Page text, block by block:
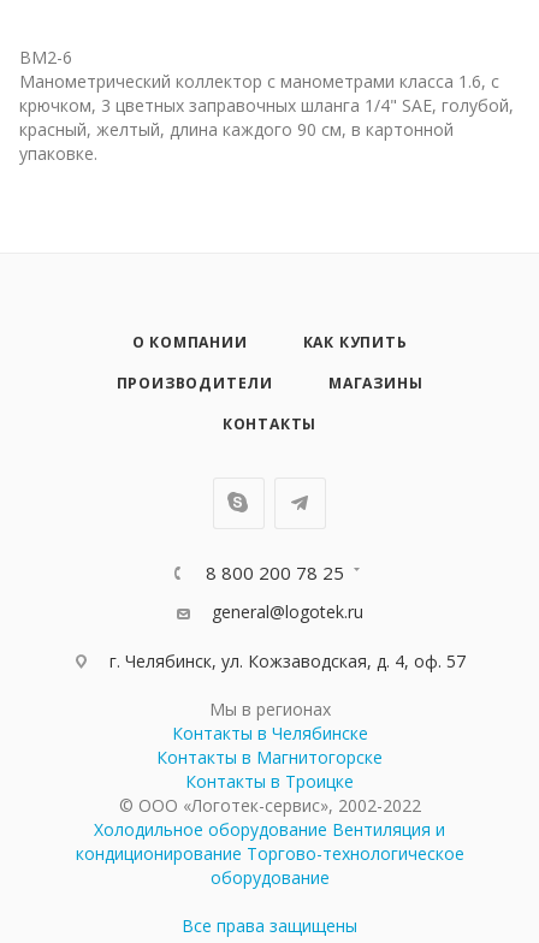
BM2-6
Манометрический коллектор с манометрами класса 1.6, с
крючком, 3 цветных заправочных шланга 1/4" SAE, голубой,
красный, желтый, длина каждого 90 см, в картонной
упаковке.
О КОМПАНИИ
КАК КУПИТЬ
ПРОИЗВОДИТЕЛИ
МАГАЗИНЫ
КОНТАКТЫ
8 800 200 78 25
general@logotek.ru
г. Челябинск, ул. Кожзаводская, д. 4, оф. 57
Мы в регионах
Контакты в Челябинске
Контакты в Магнитогорске
Контакты в Троицке
© ООО «Логотек-сервис», 2002-2022
Холодильное оборудование Вентиляция и
кондиционирование Торгово-технологическое
оборудование
Все права защищены